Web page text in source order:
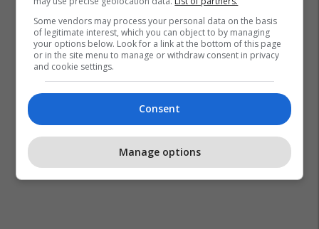
Some vendors may process your personal data on the basis
of legitimate interest, which you can object to by managing
your options below. Look for a link at the bottom of this page
or in the site menu to manage or withdraw consent in privacy
and cookie settings.
Consent
Manage options